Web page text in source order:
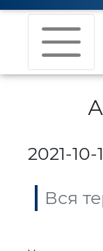
2021-10-
Вся